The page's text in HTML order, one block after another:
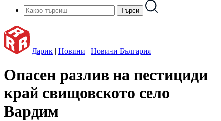
Дарик | Новини | Новини България
Опасен разлив на пестициди
край свищовското село
Вардим